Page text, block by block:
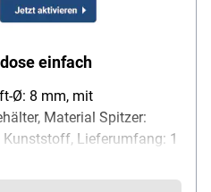
einfach
Ø: 8 mm, mit
Material Spitzer:
Lieferumfang: 1